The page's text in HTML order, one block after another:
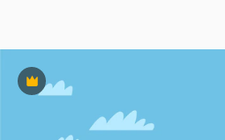
Premium